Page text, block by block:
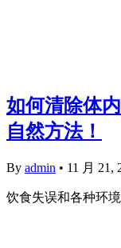
如何清除体
自然方法！
By admin • 11 月 21,
饮食失误和各种环